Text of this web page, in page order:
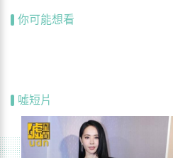
你可能想看
噓短片